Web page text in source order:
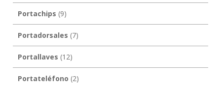
Portachips (9)
Portadorsales (7)
Portallaves (12)
Portateléfono (2)